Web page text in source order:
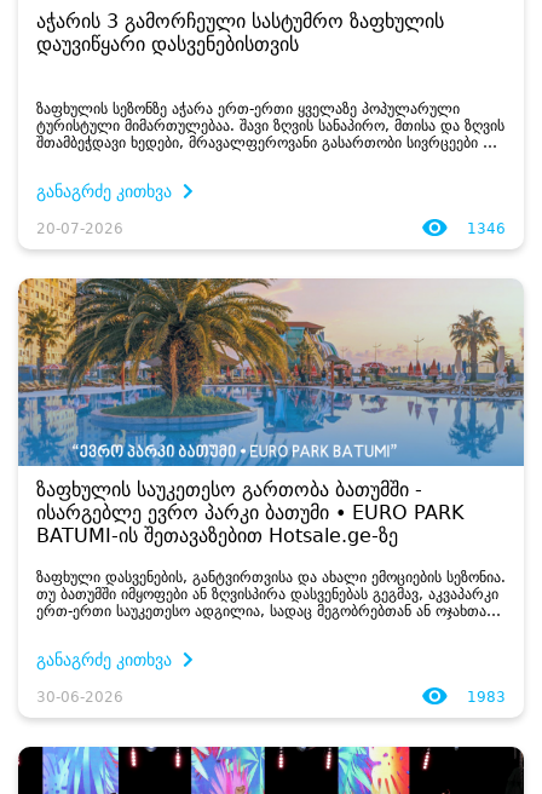
აჭარის 3 გამორჩეული სასტუმრო ზაფხულის
დაუვიწყარი დასვენებისთვის
ზაფხულის სეზონზე აჭარა ერთ-ერთი ყველაზე პოპულარული
ტურისტული მიმართულებაა. შავი ზღვის სანაპირო, მთისა და ზღვის
შთამბეჭდავი ხედები, მრავალფეროვანი გასართობი სივრცეები და
განაგრძე კითხვა
20-07-2026 1346
ზაფხულის საუკეთესო გართობა ბათუმში -
ისარგებლე ევრო პარკი ბათუმი • EURO PARK
BATUMI-ის შეთავაზებით Hotsale.ge-ზე
ზაფხული დასვენების, განტვირთვისა და ახალი ემოციების სეზონია.
თუ ბათუმში იმყოფები ან ზღვისპირა დასვენებას გეგმავ, აკვაპარკი
ერთ-ერთი საუკეთესო ადგილია, სადაც მეგობრებთან ან ოჯახთან
განაგრძე კითხვა
30-06-2026 1983